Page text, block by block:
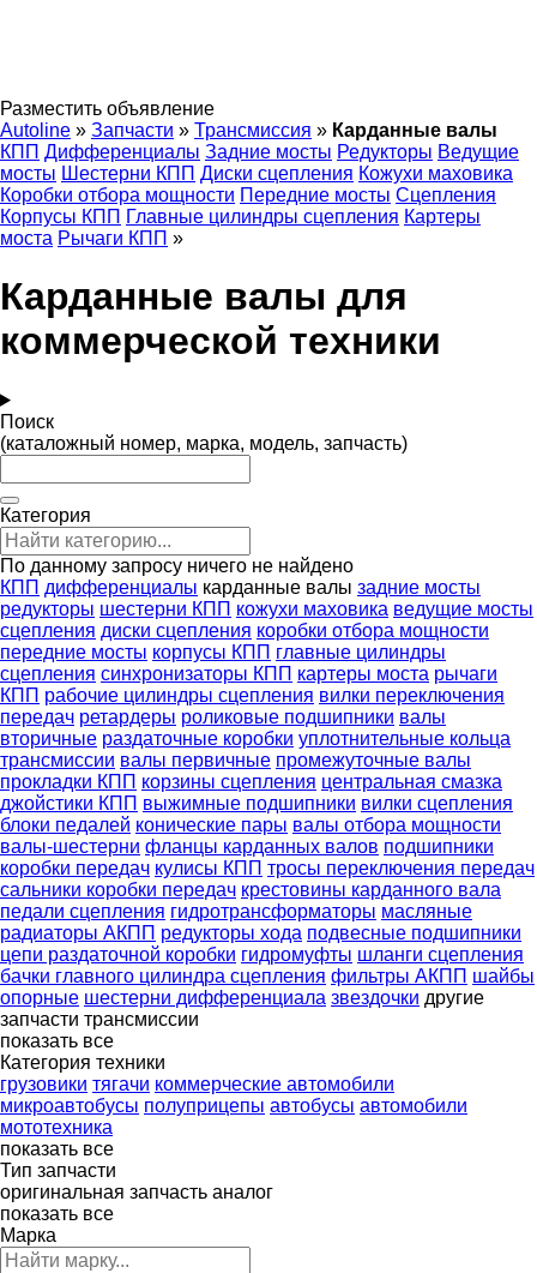
Разместить объявление
Autoline » Запчасти » Трансмиссия » Карданные валы
КПП Дифференциалы Задние мосты Редукторы Ведущие
мосты Шестерни КПП Диски сцепления Кожухи маховика
Коробки отбора мощности Передние мосты Сцепления
Корпусы КПП Главные цилиндры сцепления Картеры
моста Рычаги КПП »
Карданные валы для
коммерческой техники
Поиск
(каталожный номер, марка, модель, запчасть)
Категория
По данному запросу ничего не найдено
КПП дифференциалы карданные валы задние мосты
редукторы шестерни КПП кожухи маховика ведущие мосты
сцепления диски сцепления коробки отбора мощности
передние мосты корпусы КПП главные цилиндры
сцепления синхронизаторы КПП картеры моста рычаги
КПП рабочие цилиндры сцепления вилки переключения
передач ретардеры роликовые подшипники валы
вторичные раздаточные коробки уплотнительные кольца
трансмиссии валы первичные промежуточные валы
прокладки КПП корзины сцепления центральная смазка
джойстики КПП выжимные подшипники вилки сцепления
блоки педалей конические пары валы отбора мощности
валы-шестерни фланцы карданных валов подшипники
коробки передач кулисы КПП тросы переключения передач
сальники коробки передач крестовины карданного вала
педали сцепления гидротрансформаторы масляные
радиаторы АКПП редукторы хода подвесные подшипники
цепи раздаточной коробки гидромуфты шланги сцепления
бачки главного цилиндра сцепления фильтры АКПП шайбы
опорные шестерни дифференциала звездочки другие
запчасти трансмиссии
показать все
Категория техники
грузовики тягачи коммерческие автомобили
микроавтобусы полуприцепы автобусы автомобили
мототехника
показать все
Тип запчасти
оригинальная запчасть аналог
показать все
Марка